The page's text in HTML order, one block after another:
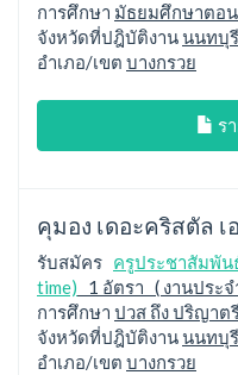
การศึกษา มัธยมศึกษาตอ
จังหวัดที่ปฎิบัติงานนนทบุรี
อำเภอ/เขต บางกรวย
ร
คุมอง เดอะคริสตัล
รับสมัคร ครูประชาสัมพัน
time) 1 อัตรา ( งานประจ
การศึกษา ปวส ถึง ปริญาต
จังหวัดที่ปฎิบัติงานนนทบุรี
อำเภอ/เขต บางกรวย